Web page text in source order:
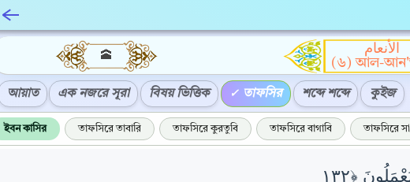
🕋
الأنعام
(৬) আল-
আয়াত এক নজরে সূরা বিষয় ভিত্তিক তাফসির শব্দে শব্দে কুইজ
ইবন কাসির তাফসিরে তাবারি তাফসিরে কুরতুবি তাফসিরে বাগাবি তাফসিরে